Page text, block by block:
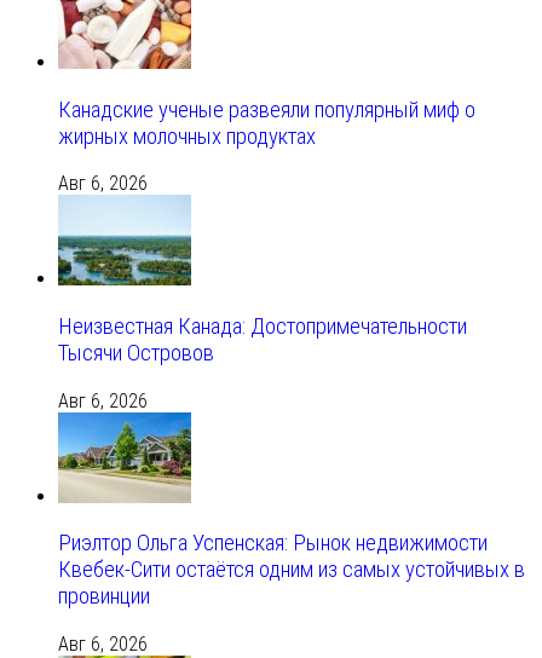
Канадские ученые развеяли популярный миф о
жирных молочных продуктах
Авг 6, 2026
Неизвестная Канада: Достопримечательности
Тысячи Островов
Авг 6, 2026
Риэлтор Ольга Успенская: Рынок недвижимости
Квебек-Сити остаётся одним из самых устойчивых в
провинции
Авг 6, 2026